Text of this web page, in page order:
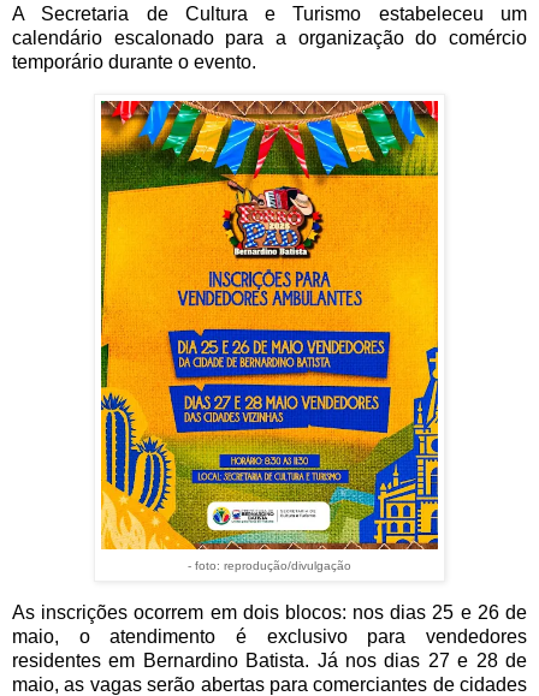
A Secretaria de Cultura e Turismo estabeleceu um
calendário escalonado para a organização do comércio
temporário durante o evento.
- foto: reprodução/divulgação
As inscrições ocorrem em dois blocos: nos dias 25 e 26 de
maio, o atendimento é exclusivo para vendedores
residentes em Bernardino Batista. Já nos dias 27 e 28 de
maio, as vagas serão abertas para comerciantes de cidades